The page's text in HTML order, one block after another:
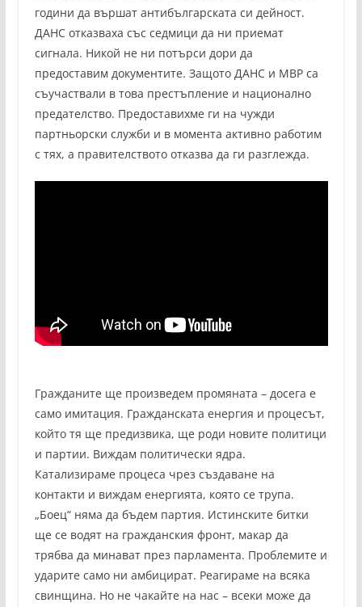
години да вършат антибългарската си дейност.
ДАНС отказваха със седмици да ни приемат
сигнала. Никой не ни потърси дори да
предоставим документите. Защото ДАНС и МВР са
съучаствали в това престъпление и национално
предателство. Предоставихме ги на чужди
партньорски служби и в момента активно работим
с тях, а правителството отказва да ги разглежда.
Гражданите ще произведем промяната – досега е
само имитация. Гражданската енергия и процесът,
който тя ще предизвика, ще роди новите политици
и партии. Виждам политически ядра.
Катализираме процеса чрез създаване на
контакти и виждам енергията, която се трупа.
„Боец“ няма да бъдем партия. Истинските битки
ще се водят на гражданския фронт, макар да
трябва да минават през парламента. Проблемите и
ударите само ни амбицират. Реагираме на всяка
свинщина. Но не чакайте на нас – всеки може да